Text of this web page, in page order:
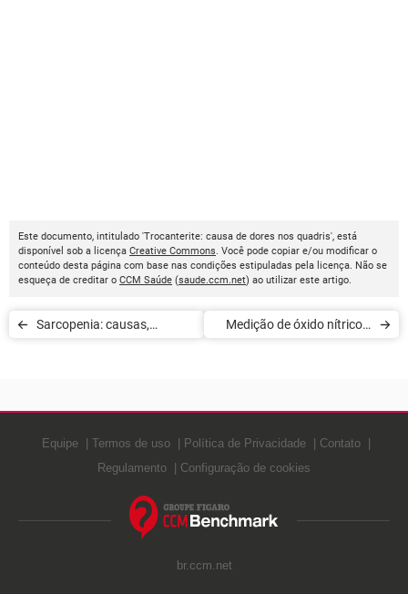
Este documento, intitulado 'Trocanterite: causa de dores nos quadris', está
disponível sob a licença Creative Commons. Você pode copiar e/ou modificar o
conteúdo desta página com base nas condições estipuladas pela licença. Não se
esqueça de creditar o CCM Saúde (saude.ccm.net) ao utilizar este artigo.
Sarcopenia: causas,
Medição de óxido nítrico e
Equipe Termos de uso Política de Privacidade
Contato
Regulamento
Configuração de cookies
br.ccm.net